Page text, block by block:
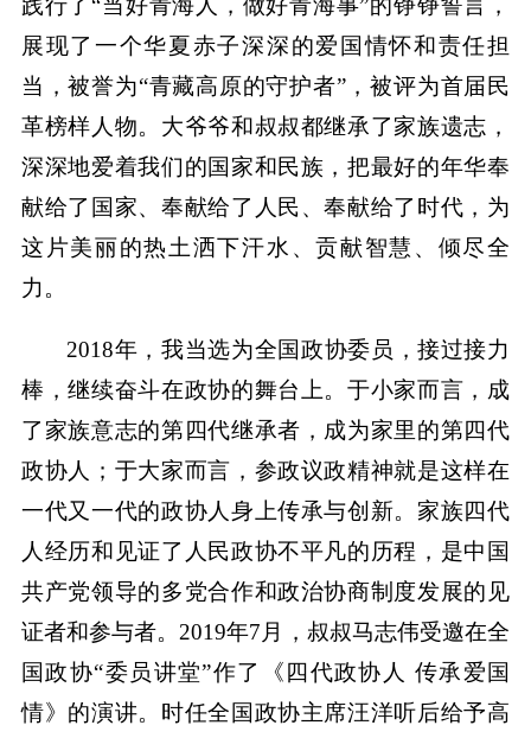
展现了一个华夏赤子深深的爱国情怀和责任担
当，被誉为“青藏高原的守护者”，被评为首届民
革榜样人物。大爷爷和叔叔都继承了家族遗志，
深深地爱着我们的国家和民族，把最好的年华奉
献给了国家、奉献给了人民、奉献给了时代，为
这片美丽的热土洒下汗水、贡献智慧、倾尽全
力。
2018年，我当选为全国政协委员，接过接力
棒，继续奋斗在政协的舞台上。于小家而言，成
了家族意志的第四代继承者，成为家里的第四代
政协人；于大家而言，参政议政精神就是这样在
一代又一代的政协人身上传承与创新。家族四代
人经历和见证了人民政协不平凡的历程，是中国
共产党领导的多党合作和政治协商制度发展的见
证者和参与者。2019年7月，叔叔马志伟受邀在全
国政协“委员讲堂”作了《四代政协人 传承爱国
情》的演讲。时任全国政协主席汪洋听后给予高